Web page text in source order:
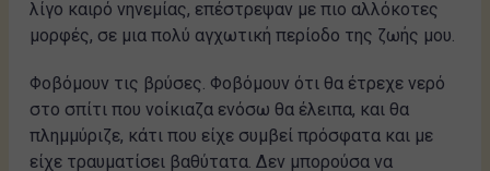
λίγο καιρό νηνεμίας, επέστρεψαν με πιο αλλόκοτες
μορφές, σε μια πολύ αγχωτική περίοδο της ζωής μου.
Φοβόμουν τις βρύσες. Φοβόμουν ότι θα έτρεχε νερό
στο σπίτι που νοίκιαζα ενόσω θα έλειπα, και θα
πλημμύριζε, κάτι που είχε συμβεί πρόσφατα και με
είχε τραυματίσει βαθύτατα. Δεν μπορούσα να